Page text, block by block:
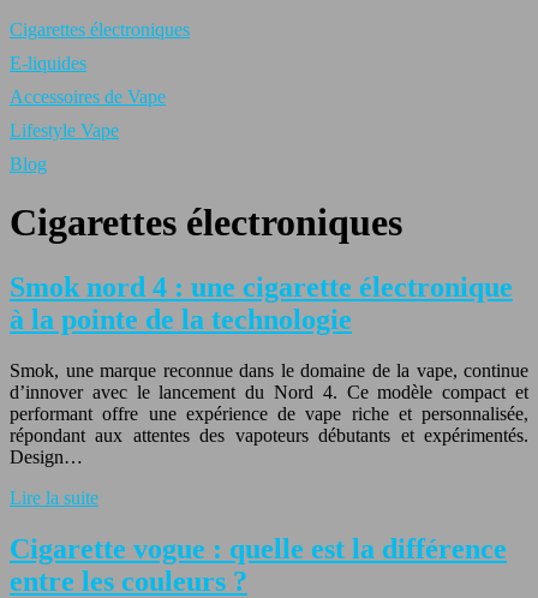
Cigarettes électroniques
E-liquides
Accessoires de Vape
Lifestyle Vape
Blog
Cigarettes électroniques
Smok nord 4 : une cigarette électronique
à la pointe de la technologie
Smok, une marque reconnue dans le domaine de la vape, continue
d’innover avec le lancement du Nord 4. Ce modèle compact et
performant offre une expérience de vape riche et personnalisée,
répondant aux attentes des vapoteurs débutants et expérimentés.
Design…
Lire la suite
Cigarette vogue : quelle est la différence
entre les couleurs ?